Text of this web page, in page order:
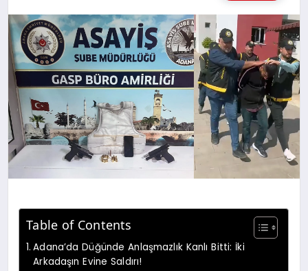
Table of Contents
Adana’da Düğünde Anlaşmazlık Kanlı Bitti: İki
Arkadaşın Evine Saldırı!